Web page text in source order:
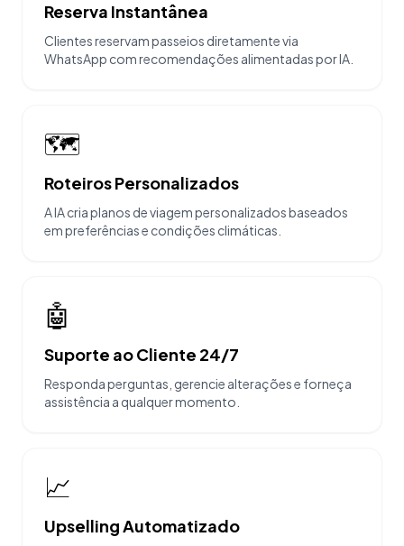
Reserva Instantânea
Clientes reservam passeios diretamente via
WhatsApp com recomendações alimentadas por IA.
🗺️
Roteiros Personalizados
A IA cria planos de viagem personalizados baseados
em preferências e condições climáticas.
🤖
Suporte ao Cliente 24/7
Responda perguntas, gerencie alterações e forneça
assistência a qualquer momento.
📈
Upselling Automatizado